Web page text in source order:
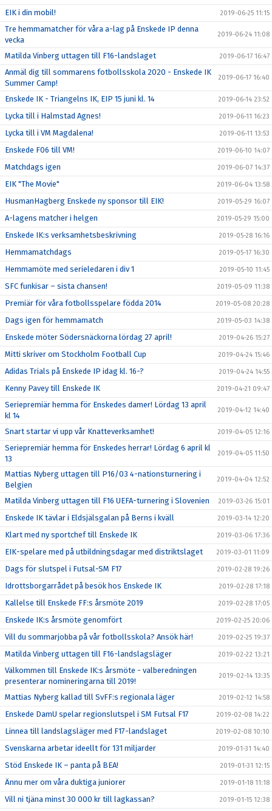
EIK i din mobil!
2019-06-25 11:15
Tre hemmamatcher för våra a-lag på Enskede IP denna
vecka
2019-06-24 11:08
Matilda Vinberg uttagen till F16-landslaget 2019-06-17 16:47
Anmäl dig till sommarens fotbollsskola 2020 - Enskede IK
Summer Camp!
2019-06-17 16:40
Enskede IK - Triangelns IK, EIP 15 juni kl. 14 2019-06-14 23:52
Lycka till i Halmstad Agnes! 2019-06-11 16:23
Lycka till i VM Magdalena! 2019-06-11 13:53
Enskede F06 till VM! 2019-06-10 14:07
Matchdags igen 2019-06-07 14:37
EIK "The Movie" 2019-06-04 13:58
HusmanHagberg Enskede ny sponsor till EIK! 2019-05-29 16:07
A-lagens matcher i helgen 2019-05-29 15:00
Enskede IK:s verksamhetsbeskrivning 2019-05-28 16:16
Hemmamatchdags 2019-05-17 16:30
Hemmamöte med serieledaren i div 1 2019-05-10 11:45
SFC funkisar – sista chansen! 2019-05-09 11:38
Premiär för våra fotbollsspelare födda 2014 2019-05-08 20:28
Dags igen för hemmamatch 2019-05-03 14:38
Enskede möter Södersnäckorna lördag 27 april! 2019-04-26 15:27
Mitti skriver om Stockholm Football Cup 2019-04-24 15:46
Adidas Trials på Enskede IP idag kl. 16-? 2019-04-24 14:55
Kenny Pavey till Enskede IK 2019-04-21 09:47
Seriepremiär hemma för Enskedes damer! Lördag 13 april
kl 14
2019-04-12 14:40
Snart startar vi upp vår Knatteverksamhet! 2019-04-05 12:16
Seriepremiär hemma för Enskedes herrar! Lördag 6 april kl
13
2019-04-05 11:50
Mattias Nyberg uttagen till P16/03 4-nationsturnering i
Belgien
2019-04-04 12:52
Matilda Vinberg uttagen till F16 UEFA-turnering i Slovenien 2019-03-26 15:01
Enskede IK tävlar i Eldsjälsgalan på Berns i kväll 2019-03-14 12:20
Klart med ny sportchef till Enskede IK 2019-03-06 17:36
EIK-spelare med på utbildningsdagar med distriktslaget 2019-03-01 11:09
Dags för slutspel i Futsal-SM F17 2019-02-28 19:26
Idrottsborgarrådet på besök hos Enskede IK 2019-02-28 17:18
Kallelse till Enskede FF:s årsmöte 2019 2019-02-28 17:05
Enskede IK:s årsmöte genomfört 2019-02-25 20:06
Vill du sommarjobba på vår fotbollsskola? Ansök här! 2019-02-25 19:37
Matilda Vinberg uttagen till F16-landslagsläger 2019-02-22 13:21
Välkommen till Enskede IK:s årsmöte - valberedningen
presenterar nomineringarna till 2019!
2019-02-14 13:35
Mattias Nyberg kallad till SvFF:s regionala läger 2019-02-12 14:58
Enskede DamU spelar regionslutspel i SM Futsal F17 2019-02-08 14:22
Linnea till landslagsläger med F17-landslaget 2019-02-08 10:10
Svenskarna arbetar ideellt för 131 miljarder 2019-01-31 14:40
Stöd Enskede IK – panta på BEA! 2019-01-31 12:15
Ännu mer om våra duktiga juniorer 2019-01-18 11:18
Vill ni tjäna minst 30 000 kr till lagkassan? 2019-01-15 12:38